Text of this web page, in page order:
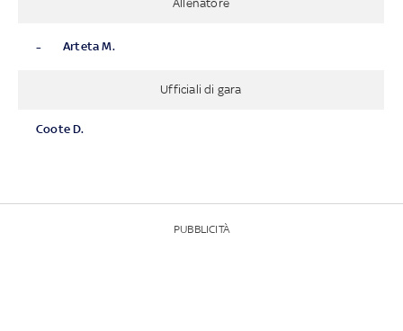
Allenatore
- Arteta M.
Ufficiali di gara
Coote D.
PUBBLICITÀ